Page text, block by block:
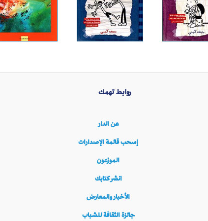
روابط تهمك
عن الدار
إسحب قائمة الإصدارات
الموزعون
انشر كتابك
الأخبار والمعارض
جائزة الثقافة للشباب